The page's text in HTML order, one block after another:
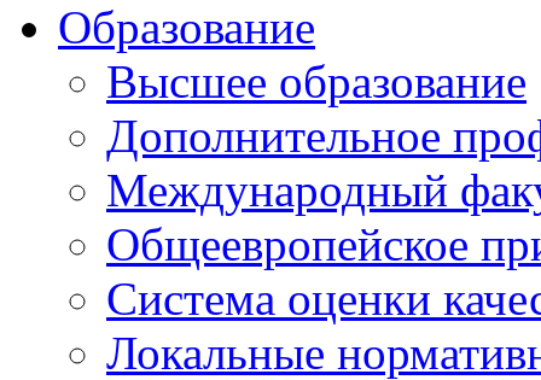
Образование
Высшее образование
Дополнительное
Международный
Общеевропейское
Система оценки
Локальные